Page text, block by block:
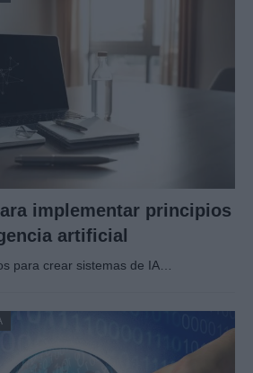
implementar principios
artificial
para crear sistemas de IA…